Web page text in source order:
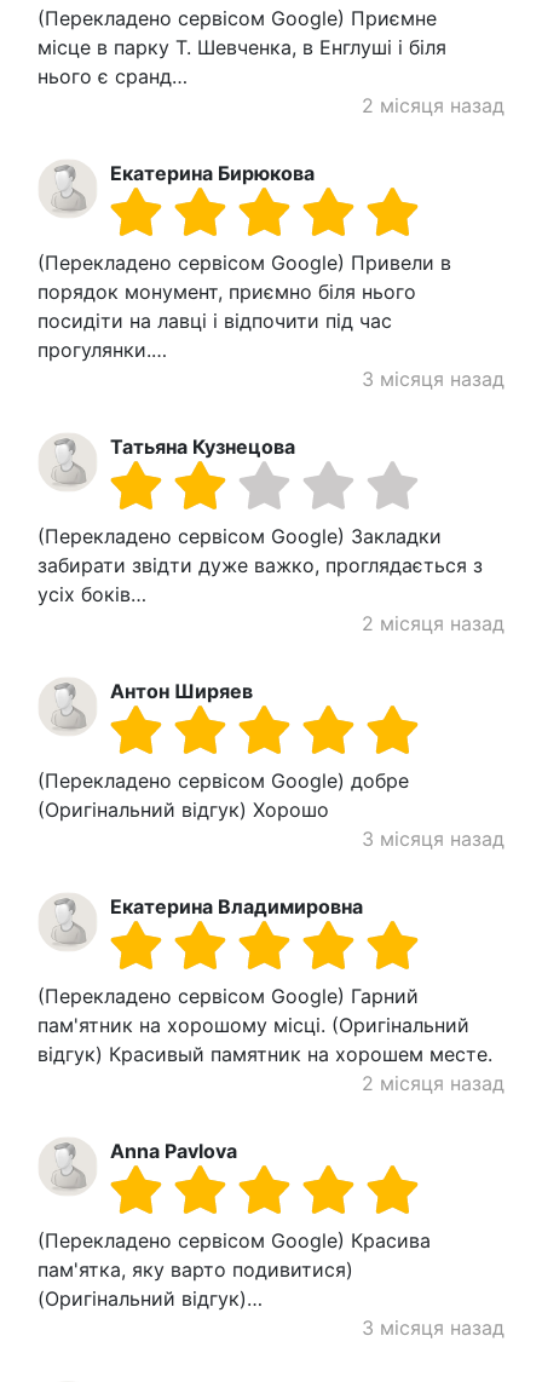
(Перекладено сервісом Google) Приємне
місце в парку Т. Шевченка, в Енглуші і біля
нього є сранд…
2 місяця назад
Екатерина Бирюкова
(Перекладено сервісом Google) Привели в
порядок монумент, приємно біля нього
посидіти на лавці і відпочити під час
прогулянки.…
3 місяця назад
Татьяна Кузнецова
(Перекладено сервісом Google) Закладки
забирати звідти дуже важко, проглядається з
усіх боків…
2 місяця назад
Антон Ширяев
(Перекладено сервісом Google) добре
(Оригінальний відгук) Хорошо
3 місяця назад
Екатерина Владимировна
(Перекладено сервісом Google) Гарний
пам'ятник на хорошому місці. (Оригінальний
відгук) Красивый памятник на хорошем месте.
2 місяця назад
Anna Pavlova
(Перекладено сервісом Google) Красива
пам'ятка, яку варто подивитися)
(Оригінальний відгук)…
3 місяця назад